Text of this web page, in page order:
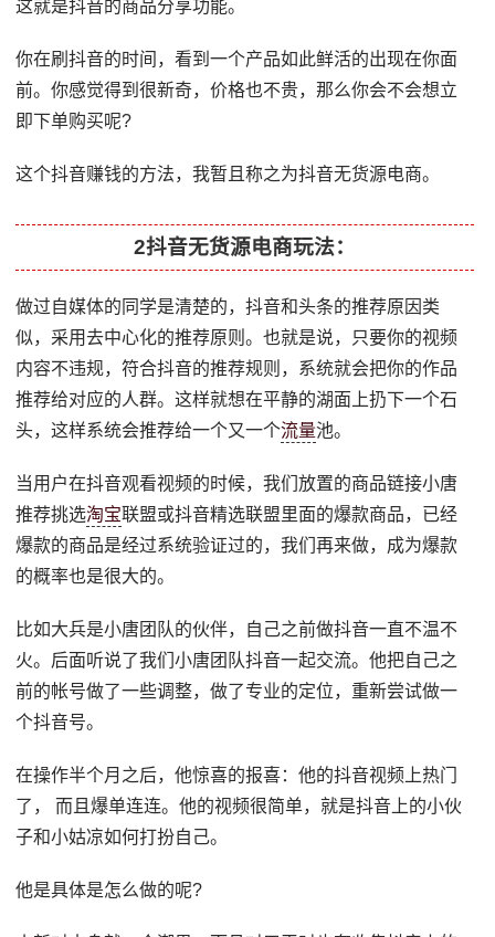
这就是抖音的商品分享功能。
你在刷抖音的时间，看到一个产品如此鲜活的出现在你面
前。你感觉得到很新奇，价格也不贵，那么你会不会想立
即下单购买呢?
这个抖音赚钱的方法，我暂且称之为抖音无货源电商。
2抖音无货源电商玩法：
做过自媒体的同学是清楚的，抖音和头条的推荐原因类
似，采用去中心化的推荐原则。也就是说，只要你的视频
内容不违规，符合抖音的推荐规则，系统就会把你的作品
推荐给对应的人群。这样就想在平静的湖面上扔下一个石
头，这样系统会推荐给一个又一个流量池。
当用户在抖音观看视频的时候，我们放置的商品链接小唐
推荐挑选淘宝联盟或抖音精选联盟里面的爆款商品，已经
爆款的商品是经过系统验证过的，我们再来做，成为爆款
的概率也是很大的。
比如大兵是小唐团队的伙伴，自己之前做抖音一直不温不
火。后面听说了我们小唐团队抖音一起交流。他把自己之
前的帐号做了一些调整，做了专业的定位，重新尝试做一
个抖音号。
在操作半个月之后，他惊喜的报喜：他的抖音视频上热门
了， 而且爆单连连。他的视频很简单，就是抖音上的小伙
子和小姑凉如何打扮自己。
他是具体是怎么做的呢?